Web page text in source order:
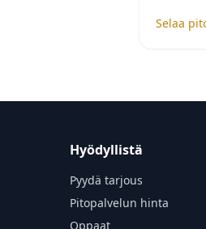
Selaa
Hyödyllistä
Pyydä tarjous
Pitopalvelun hinta
Oppaat